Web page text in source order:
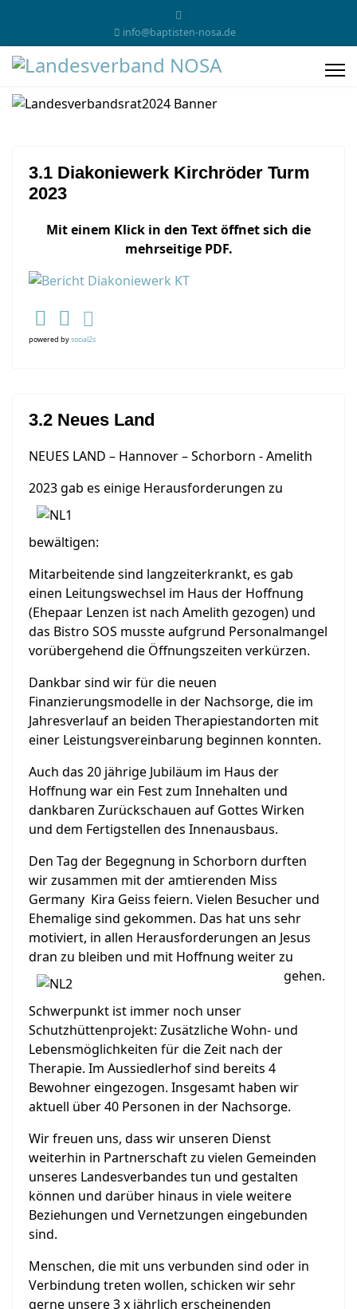
info@baptisten-nosa.de
3.1 Diakoniewerk Kirchröder Turm
2023
Mit einem Klick in den Text öffnet sich die
mehrseitige PDF.
powered bysocial2s
3.2 Neues Land
NEUES LAND – Hannover – Schorborn - Amelith
2023 gab es einige Herausforderungen zu
bewältigen:
Mitarbeitende sind langzeiterkrankt, es gab
einen Leitungswechsel im Haus der Hoffnung
(Ehepaar Lenzen ist nach Amelith gezogen) und
das Bistro SOS musste aufgrund Personalmangel
vorübergehend die Öffnungszeiten verkürzen.
Dankbar sind wir für die neuen
Finanzierungsmodelle in der Nachsorge, die im
Jahresverlauf an beiden Therapiestandorten mit
einer Leistungsvereinbarung beginnen konnten.
Auch das 20 jährige Jubiläum im Haus der
Hoffnung war ein Fest zum Innehalten und
dankbaren Zurückschauen auf Gottes Wirken
und dem Fertigstellen des Innenausbaus.
Den Tag der Begegnung in Schorborn durften
wir zusammen mit der amtierenden Miss
Germany Kira Geiss feiern. Vielen Besucher und
Ehemalige sind gekommen. Das hat uns sehr
motiviert, in allen Herausforderungen an Jesus
dran zu bleiben und mit Hoffnung weiter zu
gehen.
Schwerpunkt ist immer noch unser
Schutzhüttenprojekt: Zusätzliche Wohn- und
Lebensmöglichkeiten für die Zeit nach der
Therapie. Im Aussiedlerhof sind bereits 4
Bewohner eingezogen. Insgesamt haben wir
aktuell über 40 Personen in der Nachsorge.
Wir freuen uns, dass wir unseren Dienst
weiterhin in Partnerschaft zu vielen Gemeinden
unseres Landesverbandes tun und gestalten
können und darüber hinaus in viele weitere
Beziehungen und Vernetzungen eingebunden
sind.
Menschen, die mit uns verbunden sind oder in
Verbindung treten wollen, schicken wir sehr
gerne unsere 3 x jährlich erscheinenden